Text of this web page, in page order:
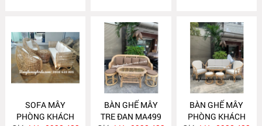
SOFA MÂY
PHÒNG KHÁCH
BÀN GHẾ MÂY
TRE ĐAN MA499
BÀN GHẾ MÂY
PHÒNG KHÁCH